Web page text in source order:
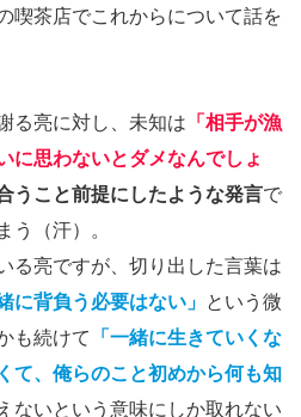
喫茶店でこれからについて話を
る亮に対し、未知は 「相手が漁
に思わないとダメなんでしょ
うこと前提にしたような発言で
う（汗）。
る亮ですが、切り出した言葉は
に背負う必要はない」 という微
も続けて
「一緒に生きていくな
て、俺らのこと初めから何も知
ないという意味にしか取れない